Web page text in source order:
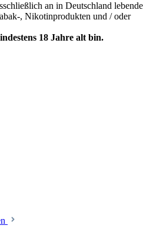
an in Deutschland lebende
, Nikotinprodukten und / oder
18 Jahre alt bin.